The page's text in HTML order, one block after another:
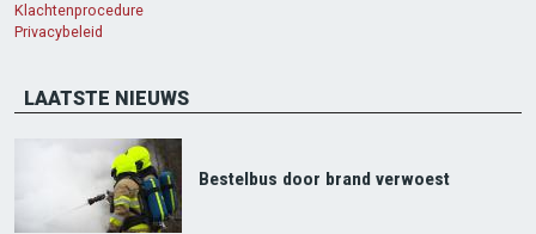
Klachtenprocedure
Privacybeleid
LAATSTE NIEUWS
Bestelbus door brand verwoest